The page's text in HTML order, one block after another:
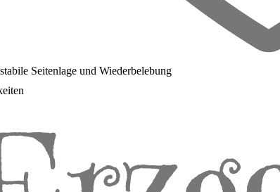
Seitenlage und Wiederbelebung